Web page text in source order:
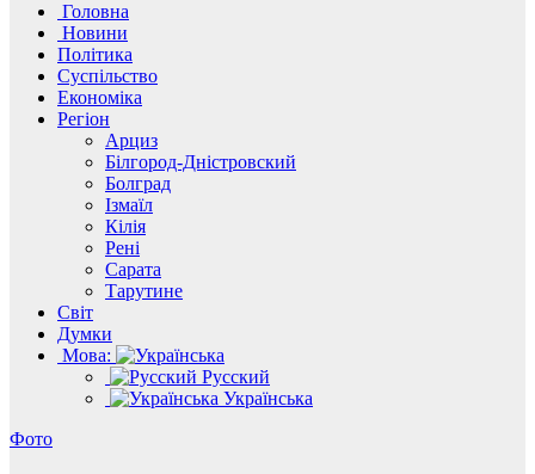
Головна
Новини
Політика
Суспільство
Економіка
Регіон
Арциз
Білгород-Дністровский
Болград
Ізмаїл
Кілія
Рені
Сарата
Тарутине
Світ
Думки
Мова:
Русский
Українська
Фото